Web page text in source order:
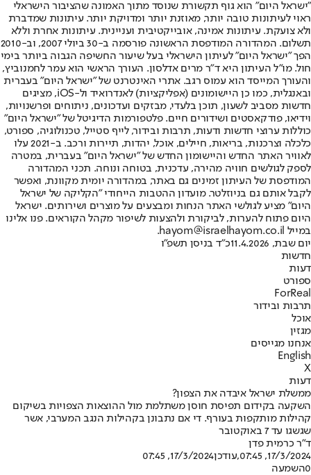
"ישראל היום" הוא גוף תקשורת שנוסד מתוך האמונה שהציבור הישראלי
ראוי לעיתונות טובה יותר, מאוזנת יותר ומדויקת יותר. עיתונות שמדברת
ולא צועקת. עיתונות אמינה, אובייקטיבית ועניינית. עיתונות אחרת וללא
תשלום. המהדורה המודפסת הראשונה פורסמה ב-30 ביולי 2007, וב-2010
הפך "ישראל היום" לעיתון הישראלי בעל שיעור החשיפה הגבוה ביותר בימי
חול. מו"ל העיתון היא ד"ר מרים אדלסון. העורך הראשי הוא עמר לחמנוביץ,
והעורך המייסד הוא עמוס רגב. אתרי האינטרנט של "ישראל היום" בעברית
ובאנגלית, כמו כן היישומונים (אפליקציות) לאנדרואיד ול-iOS, מציגים
חדשות מסביב לשעון, תוכן בלעדי, מבזקים ועדכונים, ניתוחים ופרשנויות,
וידיאו, פודקאסטים ושידורים חיים. פלטפורמות הדיגיטל של "ישראל היום"
כוללות ערוצי חדשות ודעות, תרבות ובידור, לייף סטייל, טכנולוגיה, ספורט,
כלכלה וצרכנות, בריאות, חיילים, אוכל, יהדות, תיירות ורכב. ב-2021 עלו
לאוויר האתר החדש והיישומון החדש של "ישראל היום" בעברית, במטרה
לספק לגולשים חוויה מהירה, עדכנית, בטוחה ונוחה. תכני המהדורה
המודפסת של העיתון זמינים גם באתר, במהדורה יומית מקוונת, ואפשר
לקבל אותם גם בניוזלטר. מועדון ההטבות הייחודי "הקליקה של ישראל
היום" מציע לגולשי האתר הנחות ומבצעים על מוצרים ושירותים. ישראל
היום פתוח להערות, לביקורת ולהצעות לשיפור מקהל הקוראים. פנו אלינו
במייל hayom@israelhayom.co.il.
יום שבת, 11.4.2026
כ"ד בניסן תשפ"ו
חדשות
דעות
ספורט
ForReal
תרבות ובידור
אוכל
מגזין
אנחנו מגייסים
English
X
דעות
ממשלת ישראל איבדה את הצפון?
השקעה בקידום תפיסת חוסן משתלמת מול ההוצאות הצפויות בשיקום
קהילות מותקפות בעורף. די אם נתבונן בקהילות הנגב המערבי, אשר
שגשגו עד 7 באוקטובר
ד"ר כרמית פדן
17/3/2024, 07:45
,עודכן17/3/2024, 07:45
0השמעה